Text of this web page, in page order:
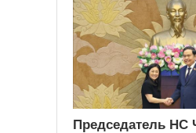
Председатель НС